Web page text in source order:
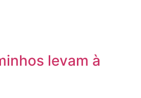
levam à